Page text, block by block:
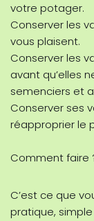
votre potager.
Conserver les
vous plaisent.
Conserver les
avant qu’elles
semenciers et
Conserver ses
réapproprier le
Comment faire
C’est ce que
pratique,